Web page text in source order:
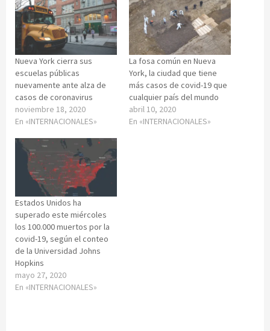
Nueva York cierra sus
escuelas públicas
nuevamente ante alza de
casos de coronavirus
noviembre 18, 2020
En «INTERNACIONALES»
La fosa común en Nueva
York, la ciudad que tiene
más casos de covid-19 que
cualquier país del mundo
abril 10, 2020
En «INTERNACIONALES»
Estados Unidos ha
superado este miércoles
los 100.000 muertos por la
covid-19, según el conteo
de la Universidad Johns
Hopkins
mayo 27, 2020
En «INTERNACIONALES»